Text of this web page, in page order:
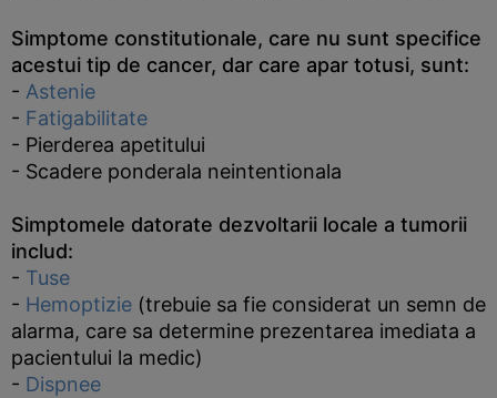
Simptome constitutionale, care nu sunt specifice
acestui tip de cancer, dar care apar totusi, sunt:
- Astenie
- Fatigabilitate
- Pierderea apetitului
- Scadere ponderala neintentionala
Simptomele datorate dezvoltarii locale a tumorii
includ:
- Tuse
- Hemoptizie (trebuie sa fie considerat un semn de
alarma, care sa determine prezentarea imediata a
pacientului la medic)
- Dispnee